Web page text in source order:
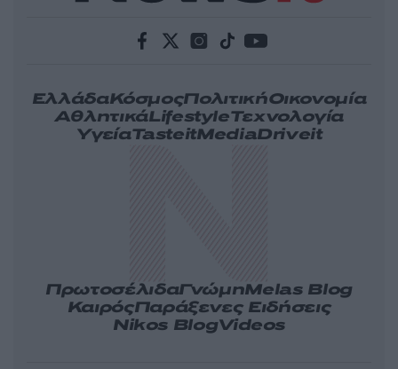
ΕλλάδαΚόσμοςΠολιτικήΟικονομία
ΑθλητικάLifestyleΤεχνολογία
ΥγείαTasteitMediaDriveit
ΠρωτοσέλιδαΓνώμηMelas Blog
ΚαιρόςΠαράξενες Ειδήσεις
Nikos BlogVideos